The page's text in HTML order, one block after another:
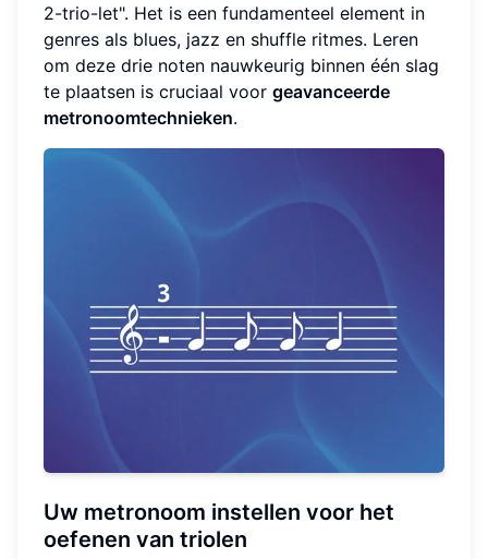
2-trio-let". Het is een fundamenteel element in
genres als blues, jazz en shuffle ritmes. Leren
om deze drie noten nauwkeurig binnen één slag
te plaatsen is cruciaal voor geavanceerde
metronoomtechnieken.
Uw metronoom instellen voor het
oefenen van triolen